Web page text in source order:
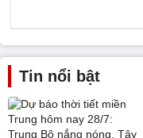
Tin nổi bật